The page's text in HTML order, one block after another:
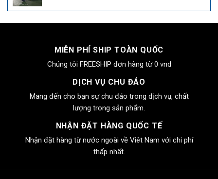
là:
4.000.000₫.
tại
là:
MIỄN PHÍ SHIP TOÀN QUỐC
Chúng tôi FREESHIP đơn hàng từ 0 vnd
DỊCH VỤ CHU ĐÁO
Mang đến cho bạn sự chu đáo trong dịch vụ, chất
lượng trong sản phẩm.
NHẬN ĐẶT HÀNG QUỐC TẾ
Nhận đặt hàng từ nước ngoài về Viêt Nam với chi phí
thấp nhất.